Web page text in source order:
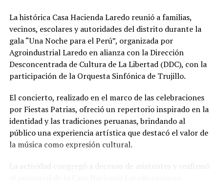
“También estamos trasladando de oficio los expedientes
y obras contratadas a Fiscalía Anticorrupción y a la
Contraloría de la República para que investiguen todo lo
que puedan. A la vez, he dispuesto la reestructuración
total de dichas áreas y el cambio de los integrantes de
encuentra irregularidades, a la cárcel quien sea. No
estoy protegiendo a nadie. No voy a permitir a mi lado
corruptos”, agregó mostrando las resoluciones del cese
de los funcionarios.
La histórica Casa Hacienda Laredo reunió a familias,
vecinos, escolares y autoridades del distrito durante la
gala “Una Noche para el Perú”, organizada por
Agroindustrial Laredo en alianza con la Dirección
Desconcentrada de Cultura de La Libertad (DDC), con la
participación de la Orquesta Sinfónica de Trujillo.
El concierto, realizado en el marco de las celebraciones
por Fiestas Patrias, ofreció un repertorio inspirado en la
identidad y las tradiciones peruanas, brindando al
público una experiencia artística que destacó el valor de
la música como expresión cultural.
La actividad congregó a decenas de asistentes y reafirmó